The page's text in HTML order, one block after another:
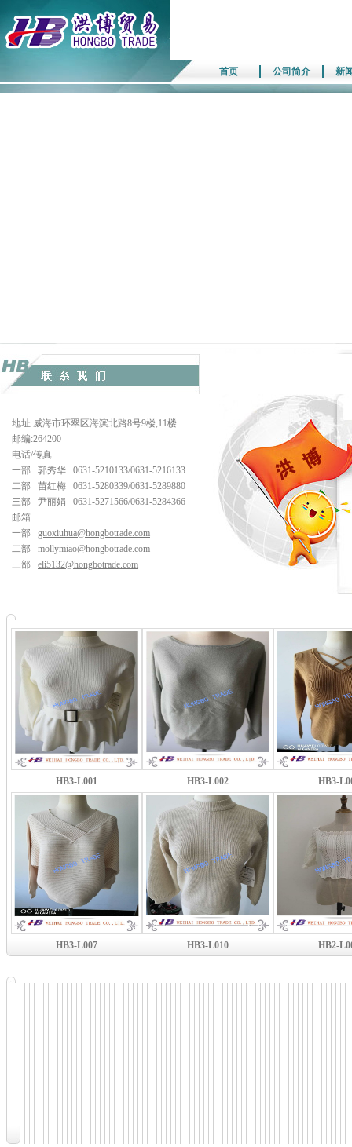
首页 公司简介 新
地址:威海市环翠区海滨北路8号9楼,11楼
邮编:264200
电话/传真
一部 郭秀华 0631-5210133/0631-5216133
二部 苗红梅 0631-5280339/0631-5289880
三部 尹丽娟 0631-5271566/0631-5284366
邮箱
一部 guoxiuhua@hongbotrade.com
二部 mollymiao@hongbotrade.com
三部 eli5132@hongbotrade.com
HB3-L001 HB3-L002 HB3-
HB3-L007 HB3-L010 HB2-